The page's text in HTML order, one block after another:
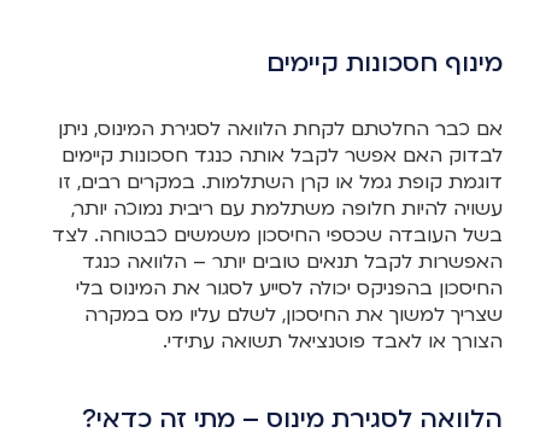
מינוף חסכונות קיימים
אם כבר החלטתם לקחת הלוואה לסגירת המינוס, ניתן
לבדוק האם אפשר לקבל אותה כנגד חסכונות קיימים
דוגמת קופת גמל או קרן השתלמות. במקרים רבים, זו
עשויה להיות חלופה משתלמת עם ריבית נמוכה יותר,
בשל העובדה שכספי החיסכון משמשים כבטוחה. לצד
האפשרות לקבל תנאים טובים יותר – הלוואה כנגד
החיסכון בהפניקס יכולה לסייע לסגור את המינוס בלי
שצריך למשוך את החיסכון, לשלם עליו מס במקרה
הצורך או לאבד פוטנציאל תשואה עתידי.
הלוואה לסגירת מינוס – מתי זה כדאי?